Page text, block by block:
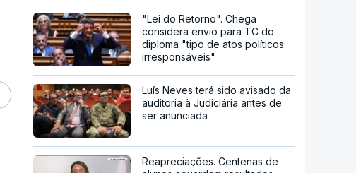
"Lei do Retorno". Chega
considera envio para TC do
diploma "tipo de atos políticos
irresponsáveis"
Luís Neves terá sido avisado da
auditoria à Judiciária antes de
ser anunciada
Reapreciações. Centenas de